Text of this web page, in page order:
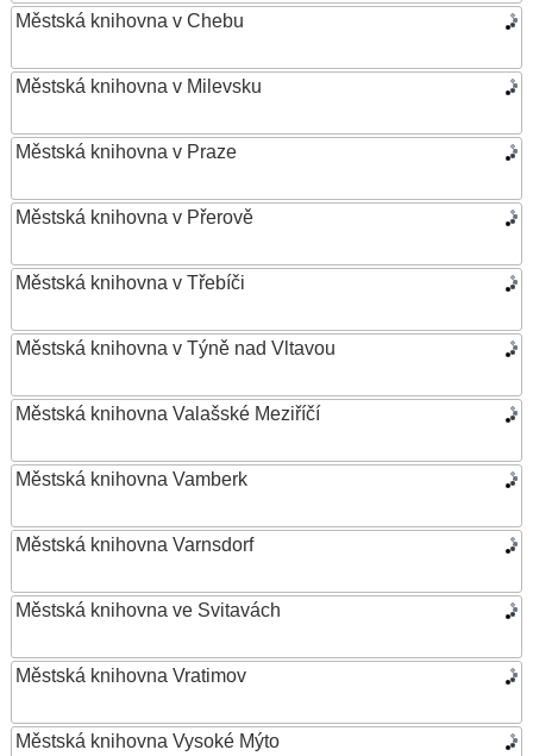
Městská knihovna v Chebu
Městská knihovna v Milevsku
Městská knihovna v Praze
Městská knihovna v Přerově
Městská knihovna v Třebíči
Městská knihovna v Týně nad Vltavou
Městská knihovna Valašské Meziříčí
Městská knihovna Vamberk
Městská knihovna Varnsdorf
Městská knihovna ve Svitavách
Městská knihovna Vratimov
Městská knihovna Vysoké Mýto